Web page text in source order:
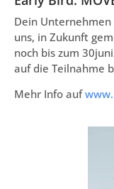
Dein
uns, in Zukunft
noch bis zum
auf die Teilnahme
Mehr Info auf